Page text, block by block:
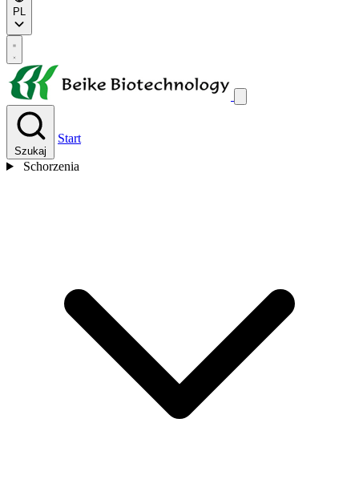
PL
Szukaj
Start
Schorzenia